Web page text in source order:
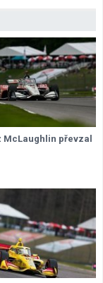
McLaughlin převzal